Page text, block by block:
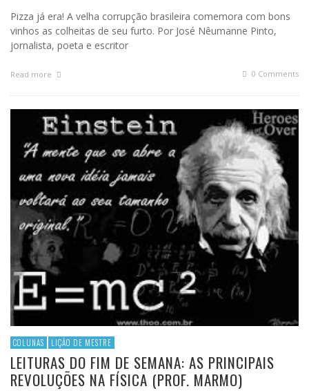
Pizza já era! A velha corrupção brasileira comemora com bons
vinhos as colheitas de seu furto. Por José Nêumanne Pinto,
jornalista, poeta e escritor
Read more 0 Comments
COLUNAS LIÇÃO DE MESTRE
LEITURAS DO FIM DE SEMANA: AS PRINCIPAIS
REVOLUÇÕES NA FÍSICA (PROF. MARMO)